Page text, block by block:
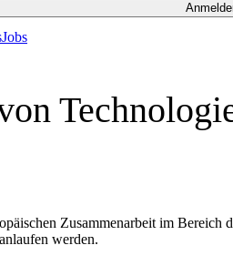
Jobs
Zusammenarbeit im
werden.